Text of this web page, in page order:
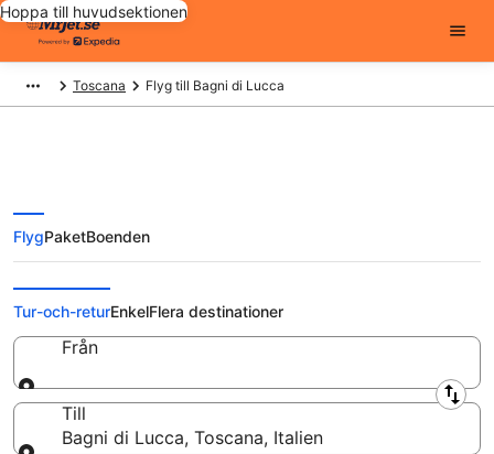
Hoppa till huvudsektionen
Toscana Flyg till Bagni di Lucca
Billiga flygbiljetter till Bagni di
Lucca
FlygPaketBoenden
Tur-och-returEnkelFlera destinationer
Från
Från
Till
Bagni di Lucca, Toscana, Italien